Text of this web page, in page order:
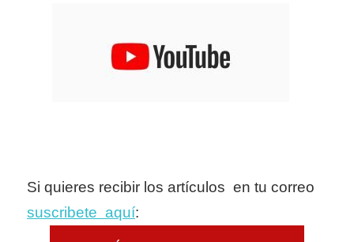
Si quieres recibir los artículos en tu correo
suscribete aquí: